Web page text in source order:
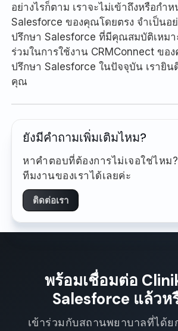
อย่างไรก็ตาม เราจะไม่เข้าถึงหรือก
Salesforce ของคุณโดยตรง จำเป็นอ
ปรึกษา Salesforce ที่มีคุณสมบัติเหม
ร่วมในการใช้งาน CRMConnect ข
ปรึกษา Salesforce ในปัจจุบัน เรายิ
คุณ
ยังมีคำถามเพิ่มเติมไหม?
หาคำตอบที่ต้องการไม่เจอใช่ไหม
ทีมงานของเราได้เลยค่ะ
ติดต่อเรา
พร้อมเชื่อมต่อ
Salesforce แล้วห
เข้าร่วมกับสถานพยาบาลที่ได้ย